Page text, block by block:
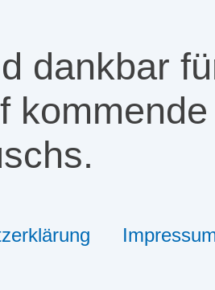
dankbar